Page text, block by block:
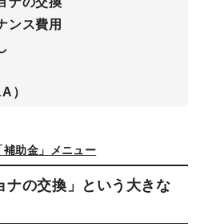
ンス費用
）
補助金」メニュー
ナの交換」という大きな